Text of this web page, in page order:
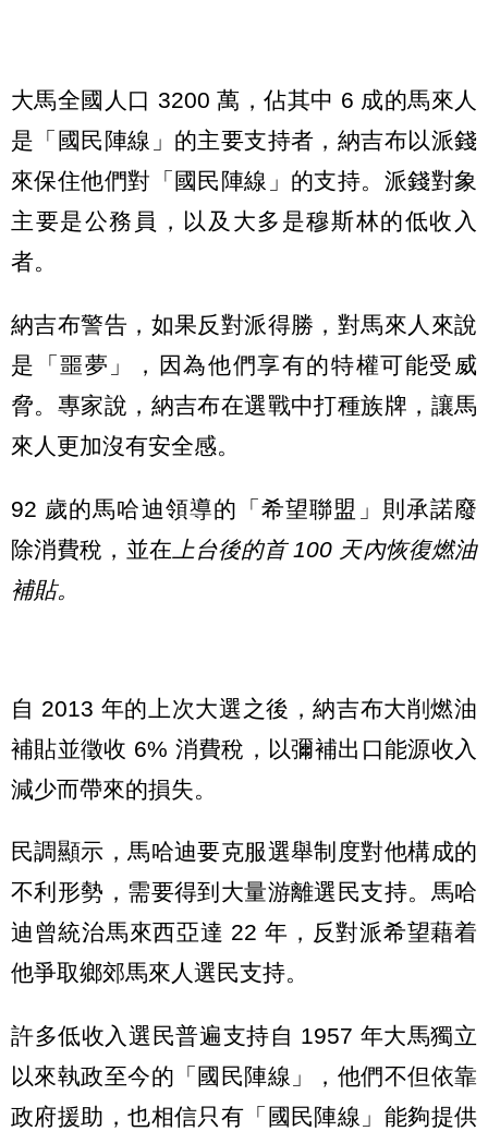
大馬全國人口 3200 萬，佔其中 6 成的馬來人
是「國民陣線」的主要支持者，納吉布以派錢
來保住他們對「國民陣線」的支持。派錢對象
主要是公務員，以及大多是穆斯林的低收入
者。
納吉布警告，如果反對派得勝，對馬來人來說
是「噩夢」，因為他們享有的特權可能受威
脅。專家說，納吉布在選戰中打種族牌，讓馬
來人更加沒有安全感。
92 歲的馬哈迪領導的「希望聯盟」則承諾廢
除消費稅，並在 上台後的首 100 天內恢復燃油
補貼。
自 2013 年的上次大選之後，納吉布大削燃油
補貼並徵收 6% 消費稅，以彌補出口能源收入
減少而帶來的損失。
民調顯示，馬哈迪要克服選舉制度對他構成的
不利形勢，需要得到大量游離選民支持。馬哈
迪曾統治馬來西亞達 22 年，反對派希望藉着
他爭取鄉郊馬來人選民支持。
許多低收入選民普遍支持自 1957 年大馬獨立
以來執政至今的「國民陣線」，他們不但依靠
政府援助，也相信只有「國民陣線」能夠提供